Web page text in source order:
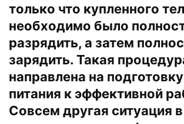
только что купленного
необходимо было
разрядить, а затем
зарядить. Такая
направлена на
питания к эффективной
Совсем другая ситуация